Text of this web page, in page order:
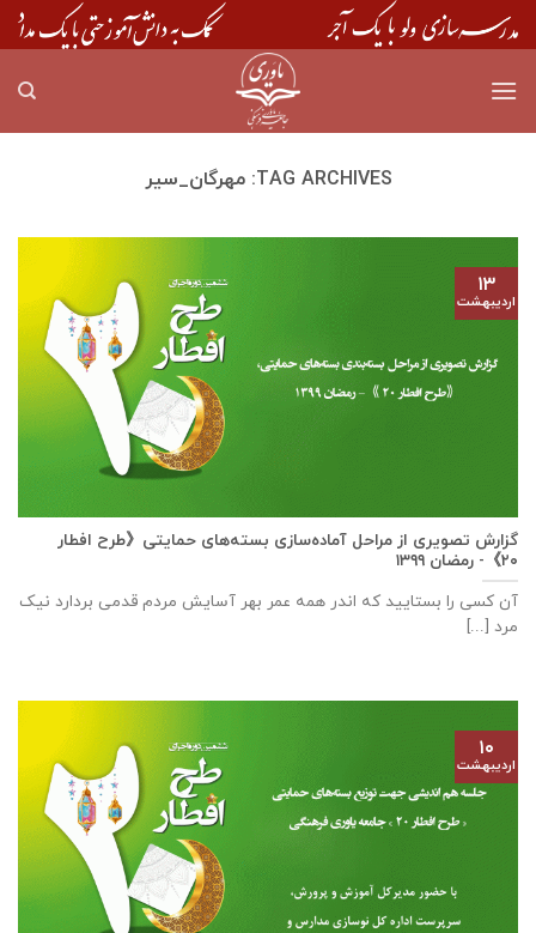
Skip
to
TAG ARCHIVES: مهرگان_سیر
گزارش تصویری از مراحل آماده‌سازی بسته‌های حمایتی《طرح افطار
۲۰》- رمضان ۱۳۹۹
آن کسی را بستایید که اندر همه عمر بهر آسایش مردم قدمی بردارد نیک
مرد [...]
۱۳
اردیبهشت
۱۰
اردیبهشت